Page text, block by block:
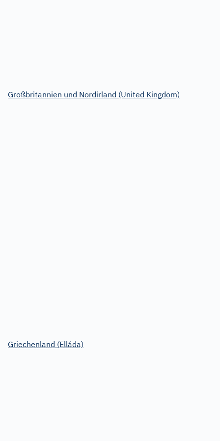
Großbritannien und Nordirland (United Kingdom)
Griechenland (Elláda)